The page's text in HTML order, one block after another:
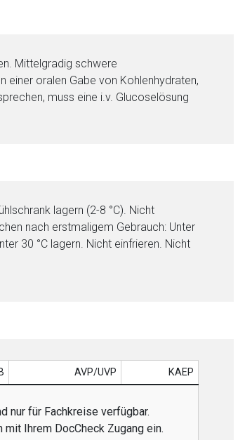
Mittelgradig schwere
oralen Gabe von Kohlenhydraten,
muss eine i.v. Glucoselösung
lagern (2-8 °C). Nicht
nach erstmaligem Gebrauch: Unter
30 °C lagern. Nicht einfrieren. Nicht
AVP/UVP KAEP
nur für Fachkreise verfügbar.
Ihrem DocCheck Zugang ein.